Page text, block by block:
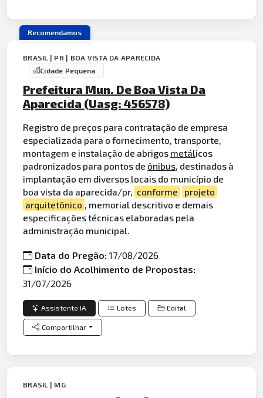
Recomendamos
BRASIL | PR | BOA VISTA DA APARECIDA
Cidade Pequena
Prefeitura Mun. De Boa Vista Da
Aparecida (Uasg: 456578)
Registro de preços para contratação de empresa
especializada para o fornecimento, transporte,
montagem e instalação de abrigos metálicos
padronizados para pontos de ônibus, destinados à
implantação em diversos locais do município de
boa vista da aparecida/pr, conforme
projeto
arquitetônico , memorial descritivo e demais
especificações técnicas elaboradas pela
administração municipal.
Data do Pregão:17/08/2026
Início do Acolhimento de Propostas:
31/07/2026
Assistente IA Lotes Edital
Compartilhar
BRASIL | MG